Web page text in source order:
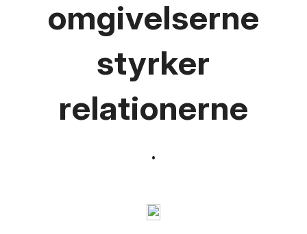
omgivelserne
styrker
relationerne